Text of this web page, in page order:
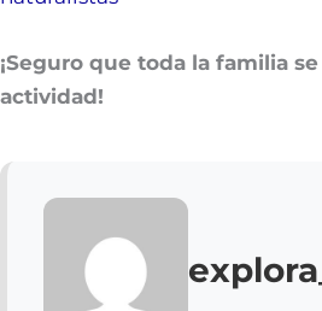
¡Seguro que toda la familia
actividad!